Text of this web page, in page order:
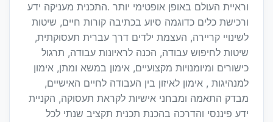
וראיית העולם באופן אופטימי יותר .התכנית מעניקה ידע
ורכישת כלים כדוגמה סיוע בכתיבה קורות חיים, שיטות
לשינויי קריירה, העצמת ילדים דרך עברית תעסוקתית,
שיטות לחיפוש עבודה, הכנה לראיונות עבודה, תרגול
כישורים ומיומנויות מקצועיים, אימון במשא ומתן, אימון
למנהיגות , אימון לאיזון בין העבודה לחיים האישיים,
מבדק התאמה ומבחני אישיות לקראת תעסוקה, הקניית
ידע פיננסי והדרכה בהכנת תכנית תקציב שנתי לכל